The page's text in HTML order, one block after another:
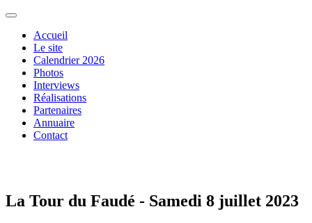
Accueil
Le site
Calendrier 2026
Photos
Interviews
Réalisations
Partenaires
Annuaire
Contact
La Tour du Faudé - Samedi 8 juillet 2023